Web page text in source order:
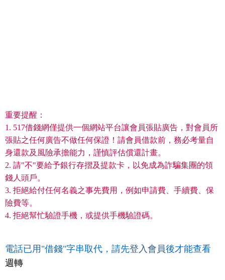
重要提醒：
1. 517借錢網僅提供一個網站平台讓會員張貼廣告，對會員所
張貼之任何廣告不做任何保證！請會員借款前，務必考量自
身還款及風險承擔能力，謹慎評估償還計畫。
2. 請"不"要給予銀行存摺及提款卡，以免成為詐騙集團的領
錢人頭戶。
3. 拒絕給付任何名義之事先費用，例如申請費、手續費、保
險費等。
4. 拒絕幫忙驗證手機，或提供手機驗證碼。
電話已用"借錢"字串取代，請先登入會員後才能查看
週轉